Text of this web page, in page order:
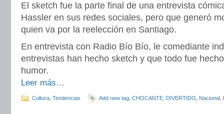
El sketch fue la parte final de una entrevista
Hassler en sus redes sociales, pero que generó
quien va por la reelección en Santiago.
En entrevista con Radio Bío Bío, le comediante
entrevistas han hecho sketch y que todo fue
humor.
Leer más…
Cultura Tendencias Add new tag CHOCANTE DIVERTIDO Nacional